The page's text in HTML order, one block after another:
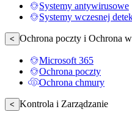
Systemy antywirusowe
Systemy wczesnej
< Ochrona poczty i Ochrona
Microsoft 365
Ochrona poczty
Ochrona chmury
< Kontrola i Zarządzanie